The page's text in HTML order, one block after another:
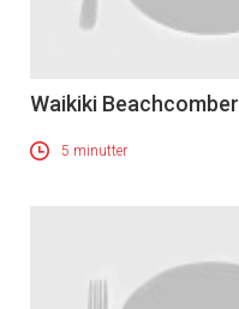
Waikiki Beachcomber
5 minutter